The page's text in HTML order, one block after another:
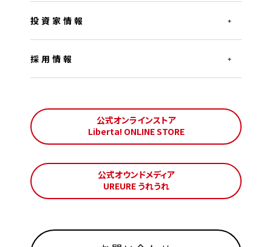
投資家情報
採用情報
公式オンラインストア
Liberta! ONLINE STORE
公式オウンドメディア
UREURE うれうれ